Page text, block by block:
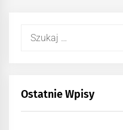
Ostatnie Wpisy